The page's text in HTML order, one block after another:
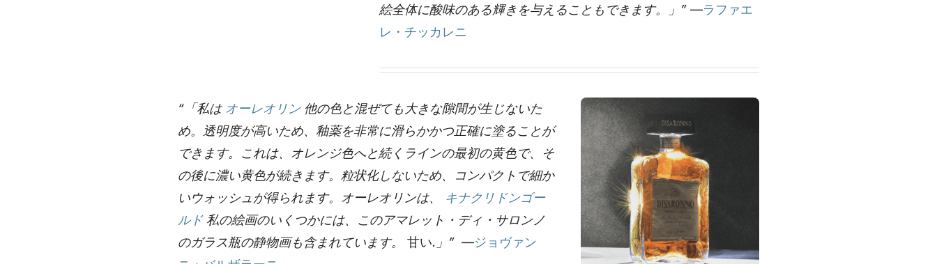
絵全体に酸味のある輝きを与えることもできます。」” —ラファエ
レ・チッカレニ
“「私は オーレオリン他の色と混ぜても大きな隙間が生じないた
め。透明度が高いため、釉薬を非常に滑らかかつ正確に塗ることが
できます。これは、オレンジ色へと続くラインの最初の黄色で、そ
の後に濃い黄色が続きます。粒状化しないため、コンパクトで細か
いウォッシュが得られます。オーレオリンは、 キナクリドンゴー
ルド私の絵画のいくつかには、このアマレット・ディ・サロンノ
のガラス瓶の静物画も含まれています。甘い.」” —ジョヴァン